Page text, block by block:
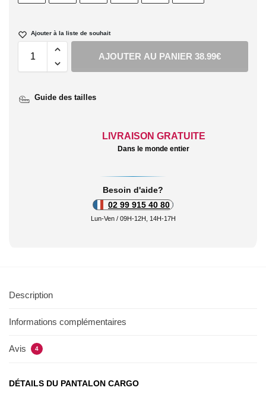
Ajouter à la liste de souhait
AJOUTER AU PANIER 38.99€
Guide des tailles
LIVRAISON GRATUITE
Dans le monde entier
Besoin d'aide?
02 99 915 40 80
Lun-Ven / 09H-12H, 14H-17H
Description
Informations complémentaires
Avis 4
DÉTAILS DU PANTALON CARGO